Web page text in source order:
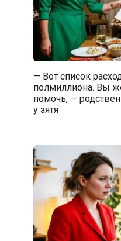
— Вот список
полмиллиона. Вы
помочь, —
у зятя